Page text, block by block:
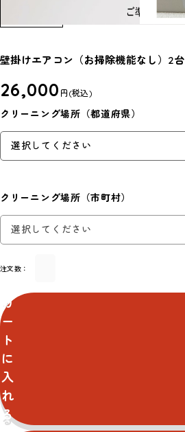
壁掛けエアコン（お掃除機能なし）2台
26,000 円(税込)
クリーニング場所（都道府県）
クリーニング場所（市町村）
注文数：
カ
ー
ト
に
入
れ
る